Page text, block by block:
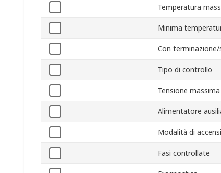
Temperatura
Minima
Con
Tipo di controllo
Tensione
Alimentatore
Modalità di
Fasi controllate